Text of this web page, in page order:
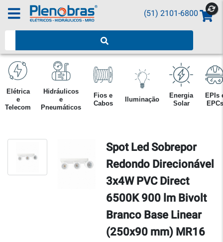
(51) 2101-6800
Elétrica
e
Telecom
Hidráulicos
e
Pneumáticos
Fios e
Cabos
Iluminação
Energia
Solar
EPIs
EPCs
Spot Led Sobrepor
Redondo Direcionável
3x4W PVC Direct
6500K 900 lm Bivolt
Branco Base Linear
(250x90 mm) MR16